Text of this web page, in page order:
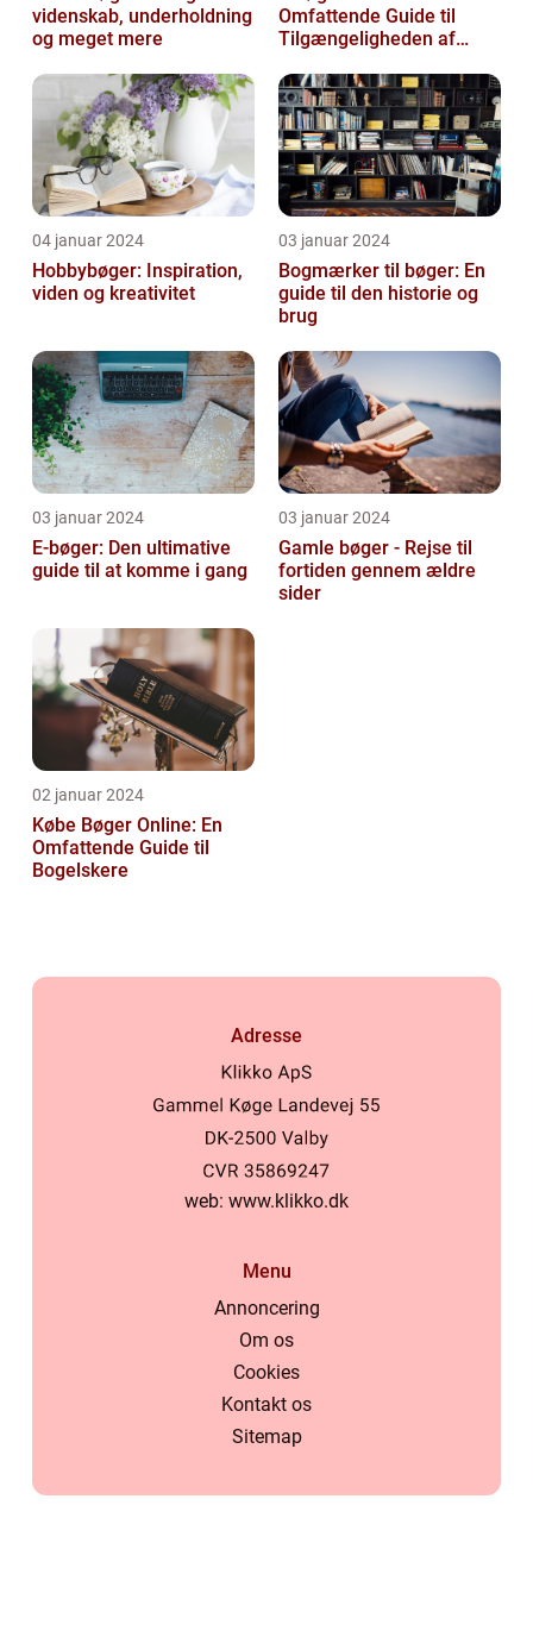
videnskab, underholdning
og meget mere
Omfattende Guide til
Tilgængeligheden af
04 januar 2024
Hobbybøger: Inspiration,
viden og kreativitet
03 januar 2024
Bogmærker til bøger: En
guide til den historie og
brug
03 januar 2024
E-bøger: Den ultimative
guide til at komme i gang
03 januar 2024
Gamle bøger - Rejse til
fortiden gennem ældre
sider
02 januar 2024
Købe Bøger Online: En
Omfattende Guide til
Bogelskere
Adresse
web: www.klikko.dk
Menu
Annoncering
Om os
Cookies
Kontakt os
Sitemap